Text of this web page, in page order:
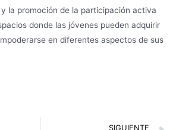
la promoción de la participación activa
donde las jóvenes pueden adquirir
en diferentes aspectos de sus
SIGUIENTE